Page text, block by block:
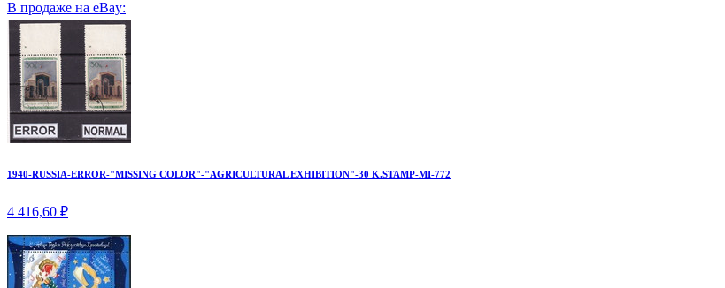
В продаже на eBay:
1940-RUSSIA-ERROR-"MISSING COLOR"-"AGRICULTURAL EXHIBITION"-30 K.STAMP-MI-772
4 416,60 ₽